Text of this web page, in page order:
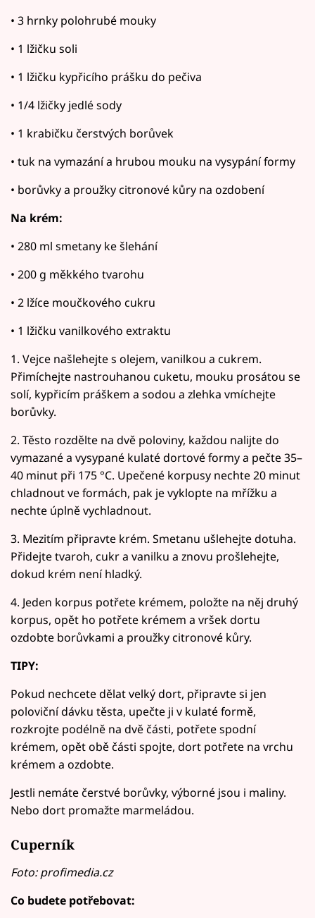
• 3 hrnky polohrubé mouky
• 1 lžičku soli
• 1 lžičku kypřicího prášku do pečiva
• 1/4 lžičky jedlé sody
• 1 krabičku čerstvých borůvek
• tuk na vymazání a hrubou mouku na vysypání formy
• borůvky a proužky citronové kůry na ozdobení
Na krém:
• 280 ml smetany ke šlehání
• 200 g měkkého tvarohu
• 2 lžíce moučkového cukru
• 1 lžičku vanilkového extraktu
1. Vejce našlehejte s olejem, vanilkou a cukrem.
Přimíchejte nastrouhanou cuketu, mouku prosátou se
solí, kypřicím práškem a sodou a zlehka vmíchejte
borůvky.
2. Těsto rozdělte na dvě poloviny, každou nalijte do
vymazané a vysypané kulaté dortové formy a pečte 35–
40 minut při 175 °C. Upečené korpusy nechte 20 minut
chladnout ve formách, pak je vyklopte na mřížku a
nechte úplně vychladnout.
3. Mezitím připravte krém. Smetanu ušlehejte dotuha.
Přidejte tvaroh, cukr a vanilku a znovu prošlehejte,
dokud krém není hladký.
4. Jeden korpus potřete krémem, položte na něj druhý
korpus, opět ho potřete krémem a vršek dortu
ozdobte borůvkami a proužky citronové kůry.
TIPY:
Pokud nechcete dělat velký dort, připravte si jen
poloviční dávku těsta, upečte ji v kulaté formě,
rozkrojte podélně na dvě části, potřete spodní
krémem, opět obě části spojte, dort potřete na vrchu
krémem a ozdobte.
Jestli nemáte čerstvé borůvky, výborné jsou i maliny.
Nebo dort promažte marmeládou.
Cuperník
Foto: profimedia.cz
Co budete potřebovat: